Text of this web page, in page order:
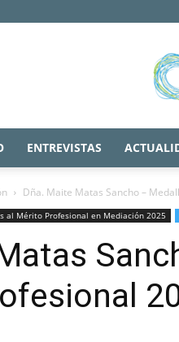
ENTREVISTAS
Dña. Maite Matas Sancho –
al Mérito Profesional en Mediación 2025